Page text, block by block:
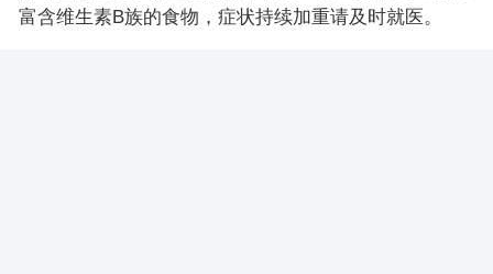
富含维生素B族的食物，症状持续加重请及时就医。